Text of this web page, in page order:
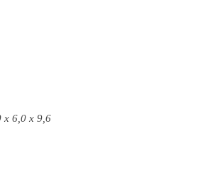
x 6,0 x 9,6